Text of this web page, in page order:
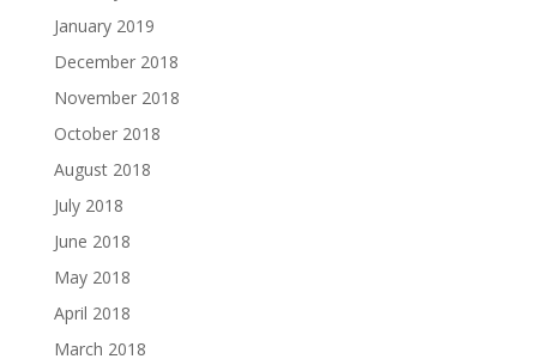
January 2019
December 2018
November 2018
October 2018
August 2018
July 2018
June 2018
May 2018
April 2018
March 2018